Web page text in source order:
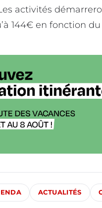
activités
144€ en fonction
ACTUALITÉS